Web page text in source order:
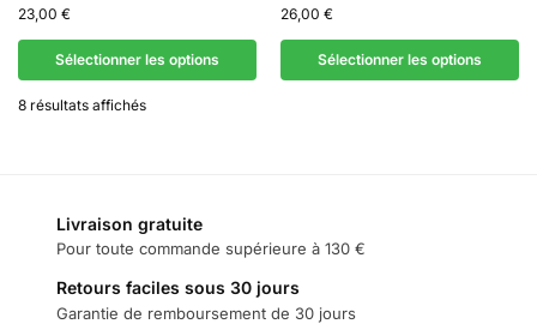
23,00 €
Sélectionner les options
26,00 €
Sélectionner les options
8 résultats affichés
Livraison gratuite
Pour toute commande supérieure à 130 €
Retours faciles sous 30 jours
Garantie de remboursement de 30 jours